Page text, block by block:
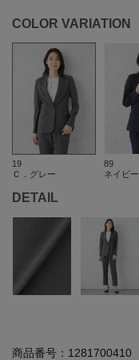
COLOR VARIATION
19
Ｃ．グレー
89
ネイビー
DETAIL
商品番号： 1281700410